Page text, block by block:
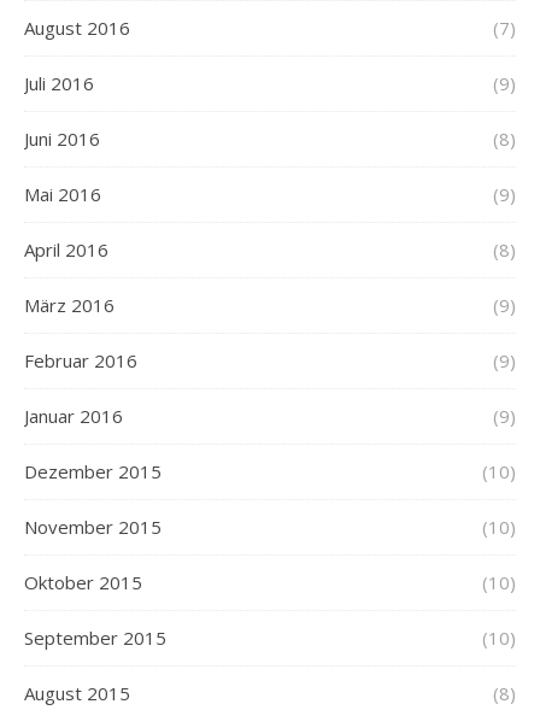
August 2016 (7)
Juli 2016 (9)
Juni 2016 (8)
Mai 2016 (9)
April 2016 (8)
März 2016 (9)
Februar 2016 (9)
Januar 2016 (9)
Dezember 2015 (10)
November 2015 (10)
Oktober 2015 (10)
September 2015 (10)
August 2015 (8)